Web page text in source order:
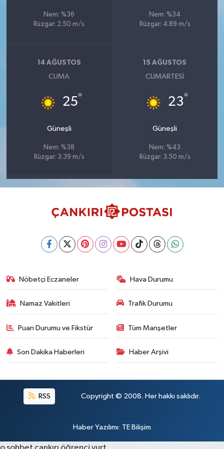
Nem: %36
Rüzgar: 2.50 m/s
Nem: %34
Rüzgar: 4.89 m/s
14 AĞUSTOS
CUMA
25°
Güneşli
Nem: %38
Rüzgar: 3.39 m/s
15 AĞUSTOS
CUMARTESI
23°
Güneşli
Nem: %43
Rüzgar: 3.50 m/s
Nöbetçi Eczaneler Hava Durumu
Namaz Vakitleri Trafik Durumu
Puan Durumu ve Fikstür Tüm Manşetler
Son Dakika Haberleri Haber Arşivi
RSS Copyright © 2008. Her hakkı saklıdır.
Haber Yazılımı: TE Bilişim